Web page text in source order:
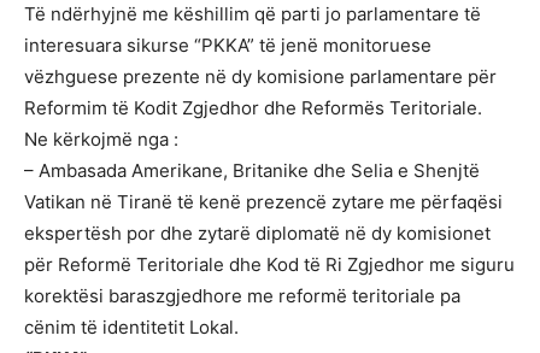
Të ndërhyjnë me këshillim që parti jo parlamentare të
interesuara sikurse “PKKA” të jenë monitoruese
vëzhguese prezente në dy komisione parlamentare për
Reformim të Kodit Zgjedhor dhe Reformës Teritoriale.
Ne kërkojmë nga :
– Ambasada Amerikane, Britanike dhe Selia e Shenjtë
Vatikan në Tiranë të kenë prezencë zytare me përfaqësi
ekspertësh por dhe zytarë diplomatë në dy komisionet
për Reformë Teritoriale dhe Kod të Ri Zgjedhor me siguru
korektësi baraszgjedhore me reformë teritoriale pa
cënim të identitetit Lokal.